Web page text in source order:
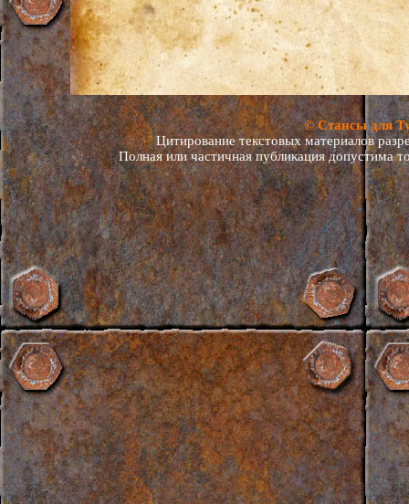
© Стансы для
Цитирование текстовых материалов
Полная или частичная публикация допустима